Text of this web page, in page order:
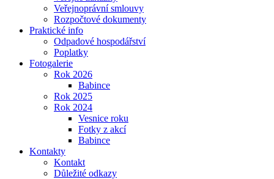
Veřejnoprávní smlouvy
Rozpočtové dokumenty
Praktické info
Odpadové hospodářství
Poplatky
Fotogalerie
Rok 2026
Babince
Rok 2025
Rok 2024
Vesnice roku
Fotky z akcí
Babince
Kontakty
Kontakt
Důležité odkazy